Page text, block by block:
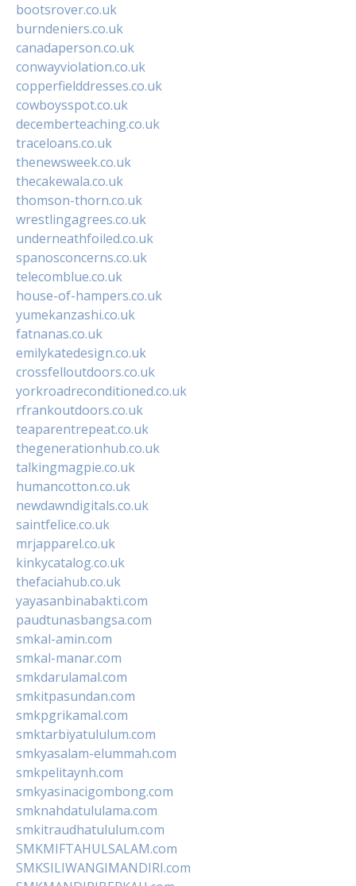
bootsrover.co.uk
burndeniers.co.uk
canadaperson.co.uk
conwayviolation.co.uk
copperfielddresses.co.uk
cowboysspot.co.uk
decemberteaching.co.uk
traceloans.co.uk
thenewsweek.co.uk
thecakewala.co.uk
thomson-thorn.co.uk
wrestlingagrees.co.uk
underneathfoiled.co.uk
spanosconcerns.co.uk
telecomblue.co.uk
house-of-hampers.co.uk
yumekanzashi.co.uk
fatnanas.co.uk
emilykatedesign.co.uk
crossfelloutdoors.co.uk
yorkroadreconditioned.co.uk
rfrankoutdoors.co.uk
teaparentrepeat.co.uk
thegenerationhub.co.uk
talkingmagpie.co.uk
humancotton.co.uk
newdawndigitals.co.uk
saintfelice.co.uk
mrjapparel.co.uk
kinkycatalog.co.uk
thefaciahub.co.uk
yayasanbinabakti.com
paudtunasbangsa.com
smkal-amin.com
smkal-manar.com
smkdarulamal.com
smkitpasundan.com
smkpgrikamal.com
smktarbiyatululum.com
smkyasalam-elummah.com
smkpelitaynh.com
smkyasinacigombong.com
smknahdatululama.com
smkitraudhatululum.com
SMKMIFTAHULSALAM.com
SMKSILIWANGIMANDIRI.com